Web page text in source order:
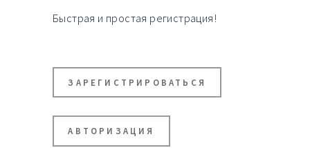
Быстрая и простая регистрация!
ЗАРЕГИСТРИРОВАТЬСЯ
АВТОРИЗАЦИЯ